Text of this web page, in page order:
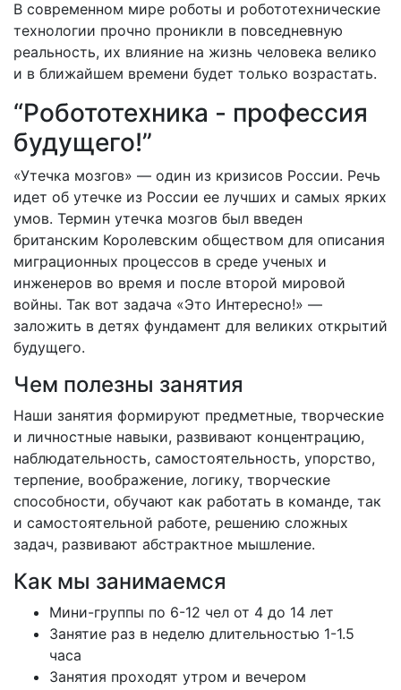
В современном мире роботы и робототехнические
технологии прочно проникли в повседневную
реальность, их влияние на жизнь человека велико
и в ближайшем времени будет только возрастать.
“Робототехника - профессия
будущего!”
«Утечка мозгов» — один из кризисов России. Речь
идет об утечке из России ее лучших и самых ярких
умов. Термин утечка мозгов был введен
британским Королевским обществом для описания
миграционных процессов в среде ученых и
инженеров во время и после второй мировой
войны. Так вот задача «Это Интересно!» —
заложить в детях фундамент для великих открытий
будущего.
Чем полезны занятия
Наши занятия формируют предметные, творческие
и личностные навыки, развивают концентрацию,
наблюдательность, самостоятельность, упорство,
терпение, воображение, логику, творческие
способности, обучают как работать в команде, так
и самостоятельной работе, решению сложных
задач, развивают абстрактное мышление.
Как мы занимаемся
Мини-группы по 6-12 чел от 4 до 14 лет
Занятие раз в неделю длительностью 1-1.5
часа
Занятия проходят утром и вечером